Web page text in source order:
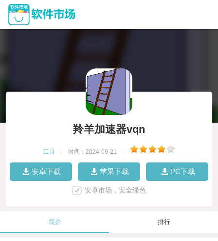
羚羊加速器vqn
工具 时间：2024-09-21
安卓下载 苹果下载 PC下载
安卓市场，安全绿色
简介 排行